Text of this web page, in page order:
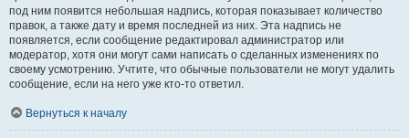
под ним появится небольшая надпись, которая показывает количество
правок, а также дату и время последней из них. Эта надпись не
появляется, если сообщение редактировал администратор или
модератор, хотя они могут сами написать о сделанных изменениях по
своему усмотрению. Учтите, что обычные пользователи не могут удалить
сообщение, если на него уже кто-то ответил.
Вернуться к началу